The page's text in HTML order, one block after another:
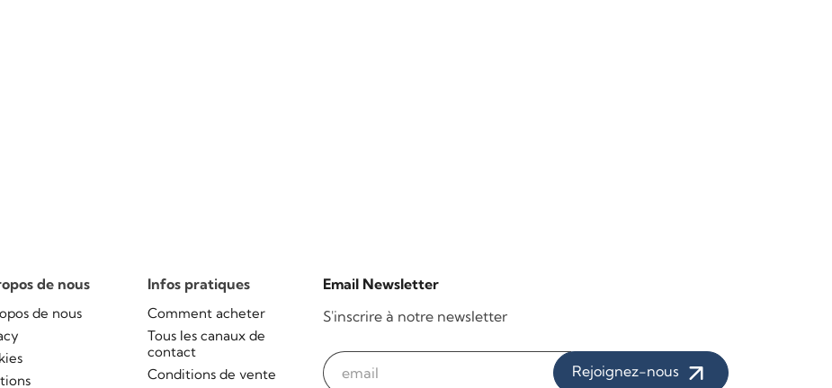
de nous
de nous
Infos pratiques
Comment acheter
Tous les canaux de
contact
Conditions de vente
Email Newsletter
S'inscrire à notre newsletter
Rejoignez-nous